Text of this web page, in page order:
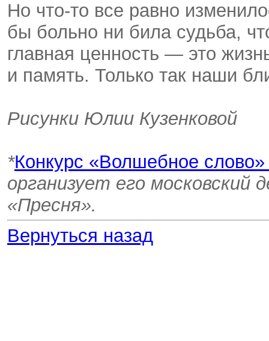
Но что-то все равно
бы больно ни била судьба,
главная ценность — это
и память. Только так наши
Рисунки Юлии Кузенковой
*Конкурс «Волшебное
организует его
«Пресня».
Вернуться назад